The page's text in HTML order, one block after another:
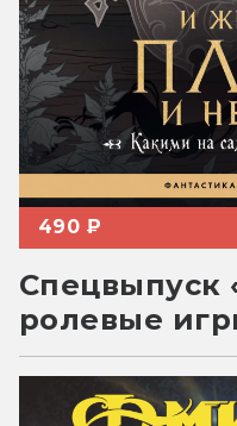
490 ₽
Спецвыпуск
ролевые